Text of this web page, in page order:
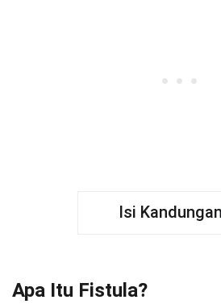
Isi Kandungan
Apa Itu Fistula?